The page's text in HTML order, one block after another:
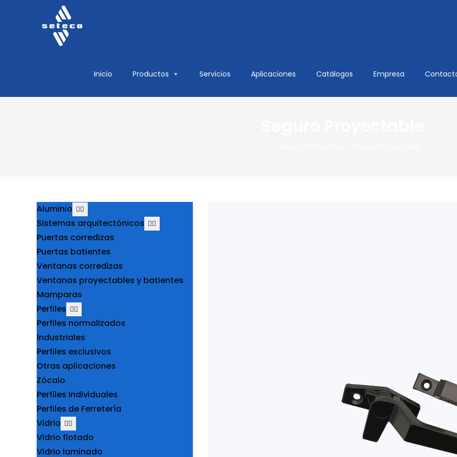
Inicio Productos Servicios Aplicaciones Catálogos Empresa
Aluminio
Sistemas arquitectónicos
Puertas corredizas
Puertas batientes
Ventanas corredizas
Ventanas proyectables y batientes
Mamparas
Perfiles
Perfiles normalizados
Industriales
Perfiles exclusivos
Otras aplicaciones
Zócalo
Perfiles Individuales
Perfiles de Ferretería
Vidrio
Vidrio flotado
Vidrio laminado